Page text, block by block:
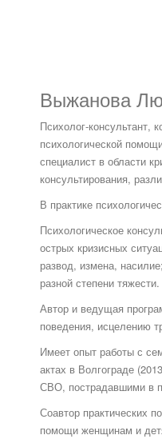
Выжанова
Психолог-консультант,
психологической
специалист в области
консультирования,
В практике
Психологическое
острых кризисных
развод, измена,
разной степени тяжести.
Автор и ведущая
поведения, исцелению
Имеет опыт работы с
актах в Волгограде
СВО, пострадавшими в
Соавтор практических
помощи женщинам и